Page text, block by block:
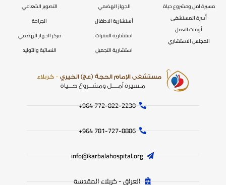
772-822-2230‏ 964+
781-727-8886 964+
info@karbalahospital.org
العراق - كربلاء المقدسة
التصوير الشعاعي
الجراحة
مركز الجهاز الهضمي
النسائية والتوليد
الجهاز الهضمي
أستشارية الاطفال
استشارية الفقرات
استشارية التجميل
مسيرة امل ومشروع حياة
أُسرة المستشفى
أوقات العمل
المجلس الاستشاري